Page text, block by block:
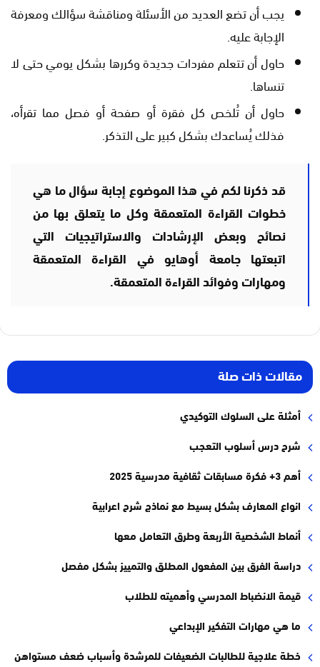
يجب أن تضع العديد من الأسئلة ومناقشة سؤالك ومعرفة
الإجابة عليه.
حاول أن تتعلم مفردات جديدة وكررها بشكل يومي حتى لا
تنساها.
حاول أن تُلخص كل فقرة أو صفحة أو فصل مما تقرأه،
فذلك يُساعدك بشكل كبير على التذكر.
قد ذكرنا لكم في هذا الموضوع إجابة سؤال ما هي
خطوات القراءة المتعمقة وكل ما يتعلق بها من
نصائح وبعض الإرشادات والاستراتيجيات التي
اتبعتها جامعة أوهايو في القراءة المتعمقة
ومهارات وفوائد القراءة المتعمقة.
مقالات ذات صلة
أمثلة على السلوك التوكيدي
شرح درس أسلوب التعجب
أهم 3+ فكرة مسابقات ثقافية مدرسية 2025
انواع المعارف بشكل بسيط مع نماذج شرح اعرابية
أنماط الشخصية الأربعة وطرق التعامل معها
دراسة الفرق بين المفعول المطلق والتمييز بشكل مفصل
قيمة الانضباط المدرسي وأهميته للطلاب
ما هي مهارات التفكير الإبداعي
خطة علاجية للطالبات الضعيفات للمرشدة وأسباب ضعف مستواهن